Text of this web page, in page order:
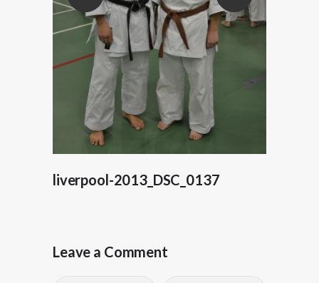
liverpool-2013_DSC_0137
Leave a Comment